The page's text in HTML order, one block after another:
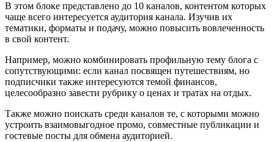
В этом блоке представлено до 10 каналов, контентом которых
чаще всего интересуется аудитория канала. Изучив их
тематики, форматы и подачу, можно повысить вовлеченность
в свой контент.
Например, можно комбинировать профильную тему блога с
сопутствующими: если канал посвящен путешествиям, но
подписчики также интересуются темой финансов,
целесообразно завести рубрику о ценах и тратах на отдых.
Также можно поискать среди каналов те, с которыми можно
устроить взаимовыгодное промо, совместные публикации и
гостевые посты для обмена аудиторией.